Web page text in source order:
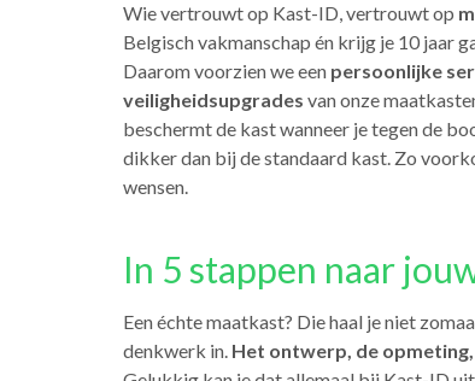
Wie vertrouwt op Kast-ID, vertrouwt op
Belgisch vakmanschap én krijg je 10 jaar
Daarom voorzien we een persoonlijke
veiligheidsupgrades van onze
beschermt de kast wanneer je tegen de
dikker dan bij de standaard kast. Zo
wensen.
In 5 stappen naar
Een échte maatkast? Die haal je niet
denkwerk in. Het ontwerp, de